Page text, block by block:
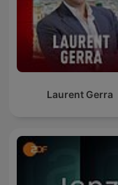
Laurent Gerra